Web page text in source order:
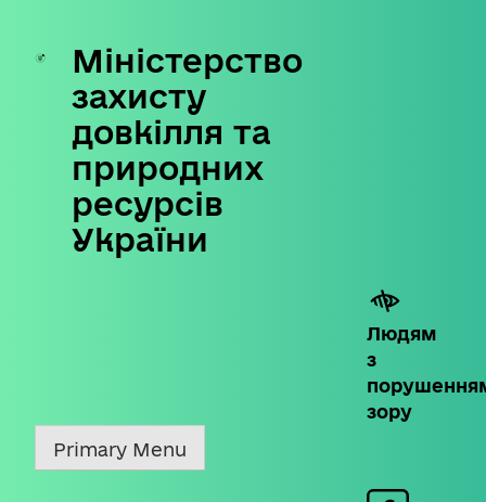
Skip
content
Міністерство
захисту
довкілля та
природних
ресурсів
України
Людям
з
зору
Primary Menu